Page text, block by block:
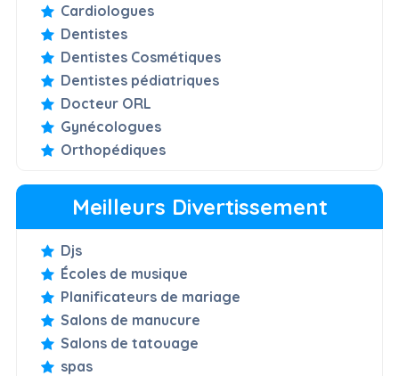
Cardiologues
Dentistes
Dentistes Cosmétiques
Dentistes pédiatriques
Docteur ORL
Gynécologues
Orthopédiques
Meilleurs Divertissement
Djs
Écoles de musique
Planificateurs de mariage
Salons de manucure
Salons de tatouage
spas